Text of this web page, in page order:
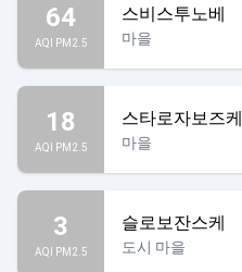
64
AQI PM2.5
스비스투노베
마을
18
AQI PM2.5
스타로자보즈케
마을
3
AQI PM2.5
슬로보잔스케
도시 마을